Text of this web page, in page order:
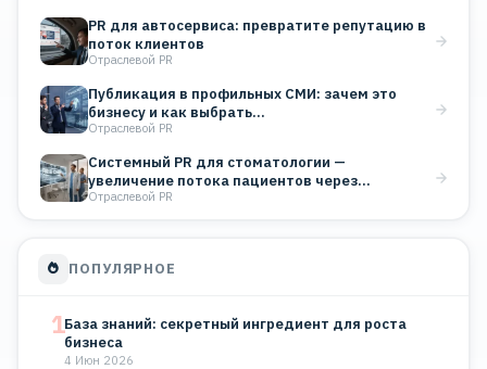
PR для автосервиса: превратите репутацию в
поток клиентов
Отраслевой PR
Публикация в профильных СМИ: зачем это
бизнесу и как выбрать…
Отраслевой PR
Системный PR для стоматологии —
увеличение потока пациентов через
публикации…
Отраслевой PR
ПОПУЛЯРНОЕ
1База знаний: секретный ингредиент для роста
бизнеса
4 Июн 2026